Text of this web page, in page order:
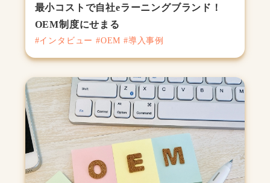
最小コストで自社eラーニングブランド！
OEM制度にせまる
#インタビュー #OEM #導入事例